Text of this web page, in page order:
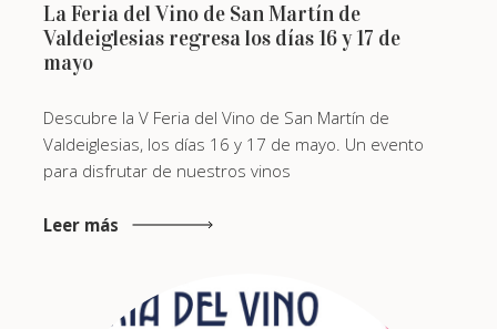
La Feria del Vino de San Martín de
Valdeiglesias regresa los días 16 y 17 de
mayo
Descubre la V Feria del Vino de San Martín de
Valdeiglesias, los días 16 y 17 de mayo. Un evento
para disfrutar de nuestros vinos
Leer más